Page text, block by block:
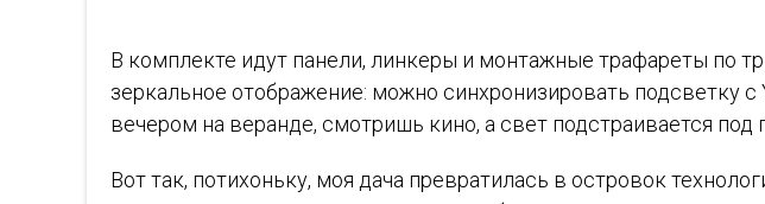
В комплекте идут панели, линкеры и монтажные трафареты по
зеркальное отображение: можно синхронизировать подсветку
вечером на веранде, смотришь кино, а свет подстраивается
Вот так, потихоньку, моя дача превратилась в островок